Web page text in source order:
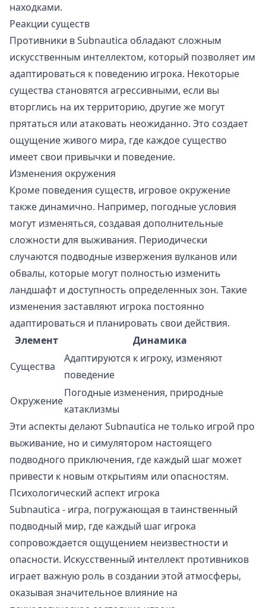
находками.
Реакции существ
Противники в Subnautica обладают сложным
искусственным интеллектом, который позволяет им
адаптироваться к поведению игрока. Некоторые
существа становятся агрессивными, если вы
вторглись на их территорию, другие же могут
прятаться или атаковать неожиданно. Это создает
ощущение живого мира, где каждое существо
имеет свои привычки и поведение.
Изменения окружения
Кроме поведения существ, игровое окружение
также динамично. Например, погодные условия
могут изменяться, создавая дополнительные
сложности для выживания. Периодически
случаются подводные извержения вулканов или
обвалы, которые могут полностью изменить
ландшафт и доступность определенных зон. Такие
изменения заставляют игрока постоянно
адаптироваться и планировать свои действия.
Элемент
Динамика
Существа
Адаптируются к игроку, изменяют
поведение
Окружение
Погодные изменения, природные
катаклизмы
Эти аспекты делают Subnautica не только игрой про
выживание, но и симулятором настоящего
подводного приключения, где каждый шаг может
привести к новым открытиям или опасностям.
Психологический аспект игрока
Subnautica - игра, погружающая в таинственный
подводный мир, где каждый шаг игрока
сопровождается ощущением неизвестности и
опасности. Искусственный интеллект противников
играет важную роль в создании этой атмосферы,
оказывая значительное влияние на